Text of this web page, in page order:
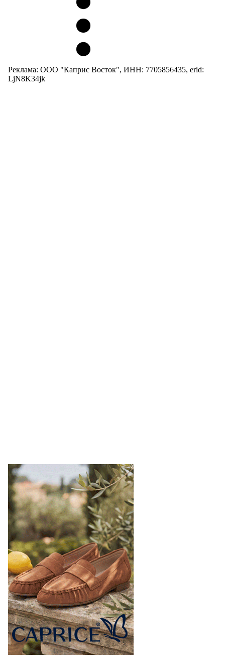
Реклама: ООО "Каприс Восток", ИНН: 7705856435, erid:
LjN8K34jk